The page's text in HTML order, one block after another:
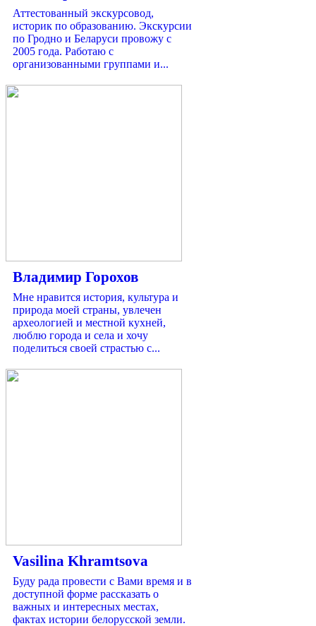
Аттестованный экскурсовод,
историк по образованию. Экскурсии
по Гродно и Беларуси провожу с
2005 года. Работаю с
организованными группами и...
Владимир Горохов
Мне нравится история, культура и
природа моей страны, увлечен
археологией и местной кухней,
люблю города и села и хочу
поделиться своей страстью с...
Vasilina Khramtsova
Буду рада провести с Вами время и в
доступной форме рассказать о
важных и интересных местах,
фактах истории белорусской земли.